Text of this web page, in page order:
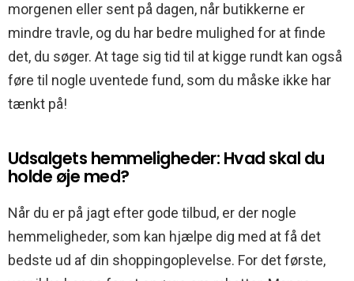
morgenen eller sent på dagen, når butikkerne er
mindre travle, og du har bedre mulighed for at finde
det, du søger. At tage sig tid til at kigge rundt kan også
føre til nogle uventede fund, som du måske ikke har
tænkt på!
Udsalgets hemmeligheder: Hvad skal du
holde øje med?
Når du er på jagt efter gode tilbud, er der nogle
hemmeligheder, som kan hjælpe dig med at få det
bedste ud af din shoppingoplevelse. For det første,